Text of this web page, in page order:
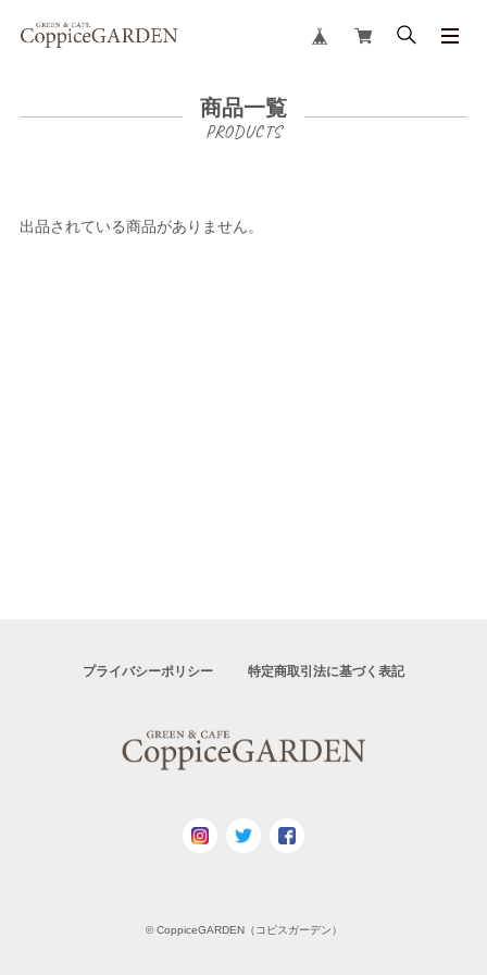
商品一覧
出品されている商品がありません。
プライバシーポリシー 特定商取引法に基づく表記
© CoppiceGARDEN（コピスガーデン）